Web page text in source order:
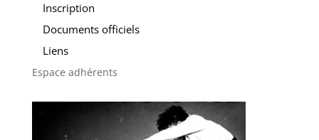
Inscription
Documents officiels
Liens
Espace adhérents